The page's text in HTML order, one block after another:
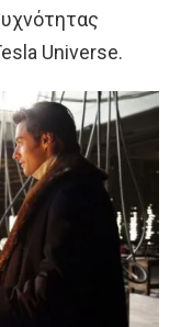
Universe.